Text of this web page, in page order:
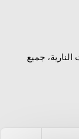
للدراجات النارية، جميع